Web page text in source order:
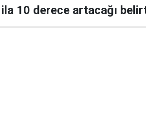
10 derece artacağı